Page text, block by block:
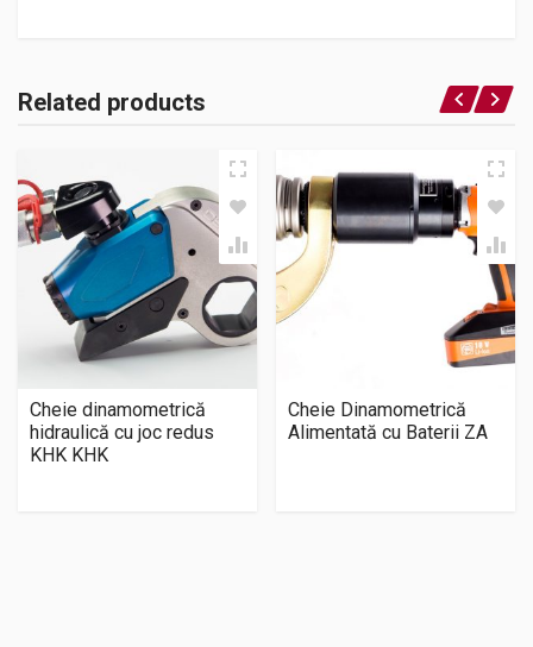
Related products
Cheie dinamometrică
hidraulică cu joc redus
KHK KHK
Cheie Dinamometrică
Alimentată cu Baterii ZA